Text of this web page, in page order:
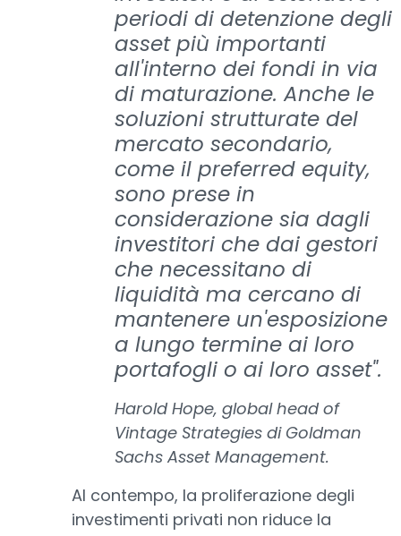
periodi di detenzione degli
asset più importanti
all'interno dei fondi in via
di maturazione. Anche le
soluzioni strutturate del
mercato secondario,
come il preferred equity,
sono prese in
considerazione sia dagli
investitori che dai gestori
che necessitano di
liquidità ma cercano di
mantenere un'esposizione
a lungo termine ai loro
portafogli o ai loro asset".
Harold Hope, global head of
Vintage Strategies di Goldman
Sachs Asset Management.
Al contempo, la proliferazione degli
investimenti privati non riduce la